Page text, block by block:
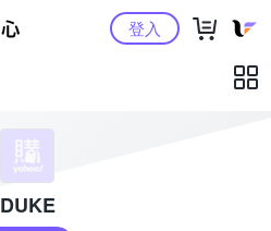
Yahoo購物中心登入
DUKE